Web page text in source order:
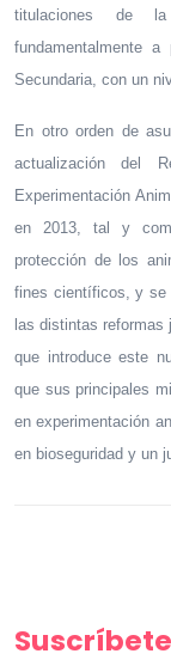
titulaciones de
fundamentalmente
Secundaria, con un
En otro orden de
actualización del
Experimentación
en 2013, tal y
protección de los
fines científicos, y se
las distintas
que introduce este
que sus principales
en experimentación
en bioseguridad y un